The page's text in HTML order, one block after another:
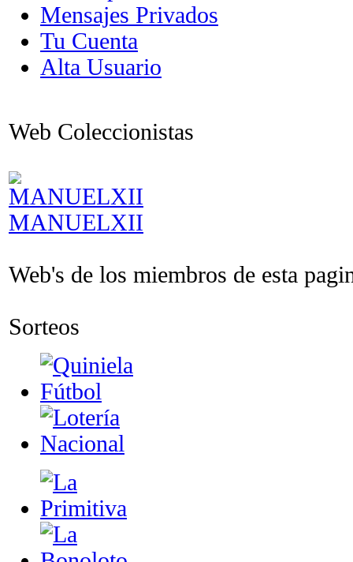
Mensajes Privados
Tu Cuenta
Alta Usuario
Web Coleccionistas
MANUELXII
Web's de los miembros de esta
Sorteos